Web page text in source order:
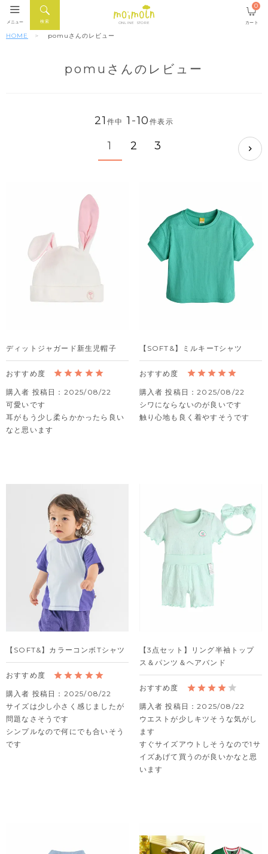
ONLINE STORE
検索
メニュー カート
0
HOME pomuさんのレビュー
pomuさんのレビュー
21 件中 1 -10件表示
1 2 3
ディットジャガード新生児帽子
購入者 投稿日
2025/08/22
可愛いです
耳がもう少し柔らかかったら良い
【SOFT&】ミルキーTシャツ
購入者 投稿日
2025/08/22
シワにならないのが良いです
触り心地も良く着やすそうです
【SOFT&】カラーコンボTシャツ
購入者 投稿日
2025/08/22
サイズは少し小さく感じましたが
問題なさそうです
シンプルなので何にでも合いそう
です
【3点セット】リング半袖トップ
ス＆パンツ＆ヘアバンド
購入者 投稿日
2025/08/22
ウエストが少しキツそうな気がし
ます
すぐサイズアウトしそうなので1サ
イズあげて買うのが良いかなと思
います